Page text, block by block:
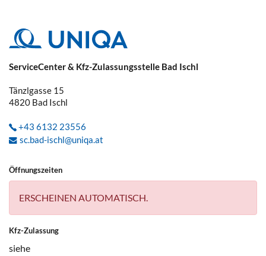
ServiceCenter & Kfz-Zulassungsstelle Bad Ischl
Tänzlgasse 15
4820 Bad Ischl
+43 6132 23556
sc.bad-ischl@uniqa.at
Öffnungszeiten
ERSCHEINEN AUTOMATISCH.
Kfz-Zulassung
siehe